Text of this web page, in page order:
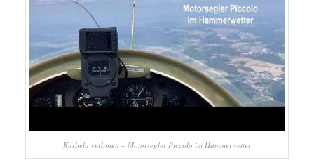
Kurbeln verboten – Motorsegler Piccolo im Hammerwetter